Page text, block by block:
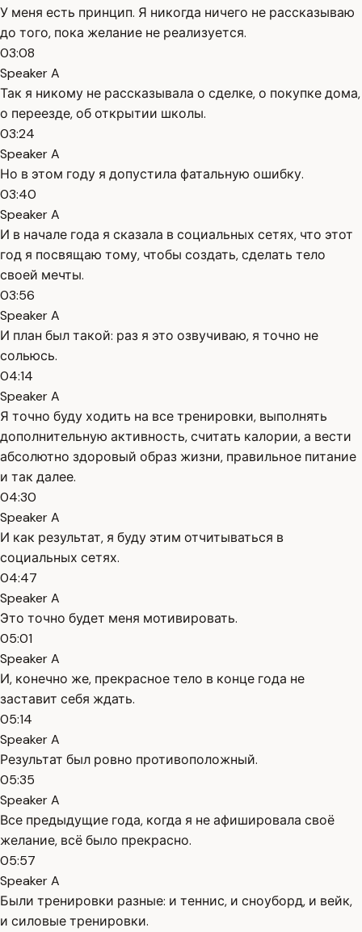
У меня есть принцип. Я никогда ничего не рассказываю
до того, пока желание не реализуется.
03:08
Speaker A
Так я никому не рассказывала о сделке, о покупке дома,
о переезде, об открытии школы.
03:24
Speaker A
Но в этом году я допустила фатальную ошибку.
03:40
Speaker A
И в начале года я сказала в социальных сетях, что этот
год я посвящаю тому, чтобы создать, сделать тело
своей мечты.
03:56
Speaker A
И план был такой: раз я это озвучиваю, я точно не
сольюсь.
04:14
Speaker A
Я точно буду ходить на все тренировки, выполнять
дополнительную активность, считать калории, а вести
абсолютно здоровый образ жизни, правильное питание
и так далее.
04:30
Speaker A
И как результат, я буду этим отчитываться в
социальных сетях.
04:47
Speaker A
Это точно будет меня мотивировать.
05:01
Speaker A
И, конечно же, прекрасное тело в конце года не
заставит себя ждать.
05:14
Speaker A
Результат был ровно противоположный.
05:35
Speaker A
Все предыдущие года, когда я не афишировала своё
желание, всё было прекрасно.
05:57
Speaker A
Были тренировки разные: и теннис, и сноуборд, и вейк,
и силовые тренировки.